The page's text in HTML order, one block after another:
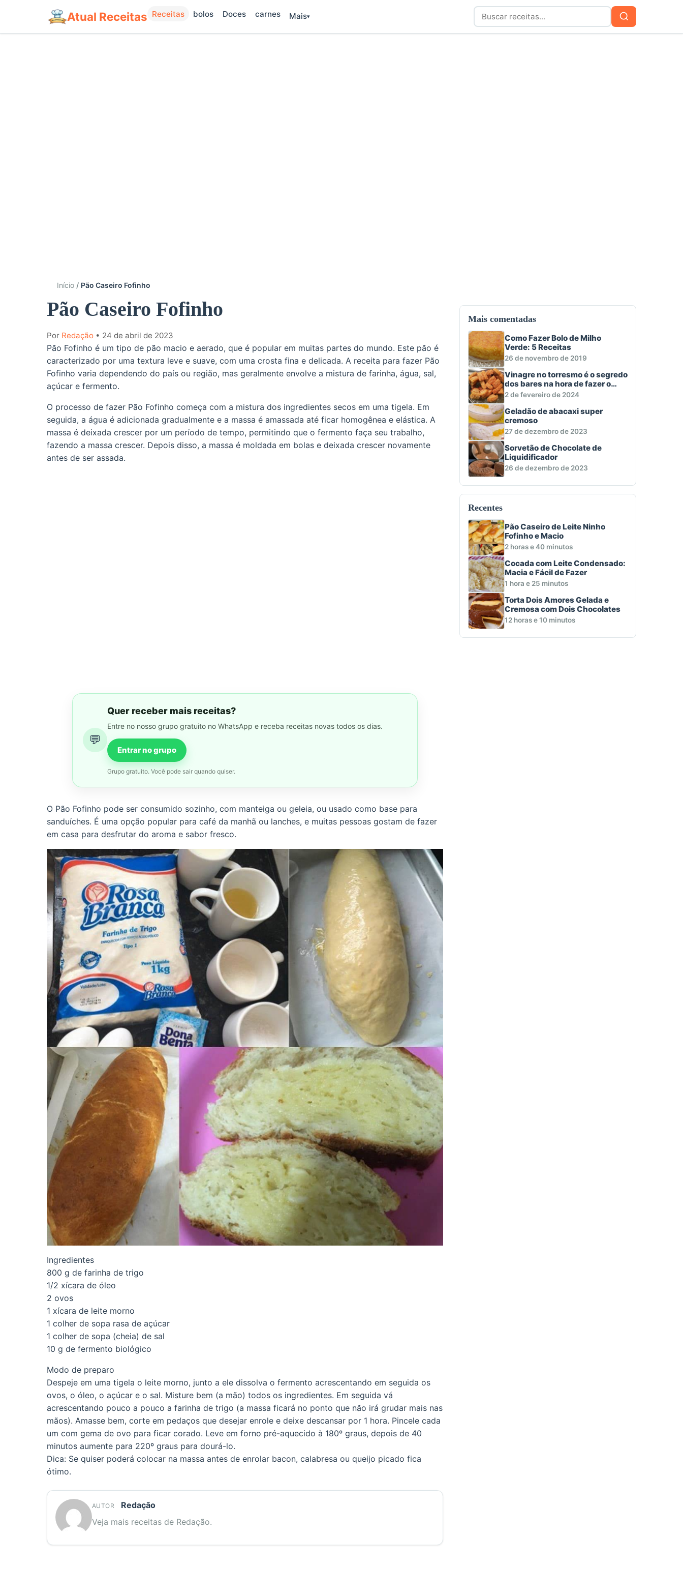
Atual Receitas Receitas bolos Doces carnes Mais
Buscar
por:
Buscar
Início Pão Caseiro Fofinho
Pão Caseiro Fofinho
Por Redação • 24 de abril de 2023
Pão Fofinho é um tipo de pão macio e aerado, que é popular em muitas partes do mundo. Este pão é
caracterizado por uma textura leve e suave, com uma crosta fina e delicada. A receita para fazer Pão
Fofinho varia dependendo do país ou região, mas geralmente envolve a mistura de farinha, água, sal,
açúcar e fermento.
O processo de fazer Pão Fofinho começa com a mistura dos ingredientes secos em uma tigela. Em
seguida, a água é adicionada gradualmente e a massa é amassada até ficar homogênea e elástica. A
massa é deixada crescer por um período de tempo, permitindo que o fermento faça seu trabalho,
fazendo a massa crescer. Depois disso, a massa é moldada em bolas e deixada crescer novamente
antes de ser assada.
💬
Quer receber mais receitas?
Entre no nosso grupo gratuito no WhatsApp e receba receitas novas todos os dias.
Entrar no grupo
Grupo gratuito. Você pode sair quando quiser.
O Pão Fofinho pode ser consumido sozinho, com manteiga ou geleia, ou usado como base para
sanduíches. É uma opção popular para café da manhã ou lanches, e muitas pessoas gostam de fazer
em casa para desfrutar do aroma e sabor fresco.
Ingredientes
800 g de farinha de trigo
1/2 xícara de óleo
2 ovos
1 xícara de leite morno
1 colher de sopa rasa de açúcar
1 colher de sopa (cheia) de sal
10 g de fermento biológico
Modo de preparo
Despeje em uma tigela o leite morno, junto a ele dissolva o fermento acrescentando em seguida os
ovos, o óleo, o açúcar e o sal. Misture bem (a mão) todos os ingredientes. Em seguida vá
acrescentando pouco a pouco a farinha de trigo (a massa ficará no ponto que não irá grudar mais nas
mãos). Amasse bem, corte em pedaços que desejar enrole e deixe descansar por 1 hora. Pincele cada
um com gema de ovo para ficar corado. Leve em forno pré-aquecido à 180º graus, depois de 40
minutos aumente para 220º graus para dourá-lo.
Dica: Se quiser poderá colocar na massa antes de enrolar bacon, calabresa ou queijo picado fica
ótimo.
AUTOR
Redação
Veja mais receitas de Redação.
Mais comentadas
Como Fazer Bolo de Milho
Verde: 5 Receitas
26 de novembro de 2019
Vinagre no torresmo é o segredo
dos bares na hora de fazer o
aperitivo macio e crocante
2 de fevereiro de 2024
Geladão de abacaxi super
cremoso
27 de dezembro de 2023
Sorvetão de Chocolate de
Liquidificador
26 de dezembro de 2023
Recentes
Pão Caseiro de Leite Ninho
Fofinho e Macio
2 horas e 40 minutos
Cocada com Leite Condensado:
Macia e Fácil de Fazer
1 hora e 25 minutos
Torta Dois Amores Gelada e
Cremosa com Dois Chocolates
12 horas e 10 minutos